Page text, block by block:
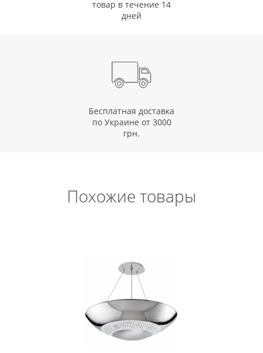
товар в течение 14
дней
Бесплатная доставка
по Украине от 3000
грн.
Похожие товары